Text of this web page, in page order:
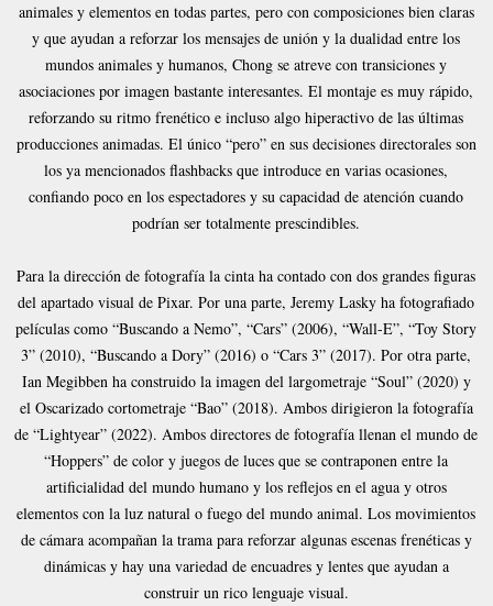
animales y elementos en todas partes, pero con composiciones bien claras
y que ayudan a reforzar los mensajes de unión y la dualidad entre los
mundos animales y humanos, Chong se atreve con transiciones y
asociaciones por imagen bastante interesantes. El montaje es muy rápido,
reforzando su ritmo frenético e incluso algo hiperactivo de las últimas
producciones animadas. El único “pero” en sus decisiones directorales son
los ya mencionados flashbacks que introduce en varias ocasiones,
confiando poco en los espectadores y su capacidad de atención cuando
podrían ser totalmente prescindibles.
Para la dirección de fotografía la cinta ha contado con dos grandes figuras
del apartado visual de Pixar. Por una parte, Jeremy Lasky ha fotografiado
películas como “Buscando a Nemo”, “Cars” (2006), “Wall-E”, “Toy Story
3” (2010), “Buscando a Dory” (2016) o “Cars 3” (2017). Por otra parte,
Ian Megibben ha construido la imagen del largometraje “Soul” (2020) y
el Oscarizado cortometraje “Bao” (2018). Ambos dirigieron la fotografía
de “Lightyear” (2022). Ambos directores de fotografía llenan el mundo de
“Hoppers” de color y juegos de luces que se contraponen entre la
artificialidad del mundo humano y los reflejos en el agua y otros
elementos con la luz natural o fuego del mundo animal. Los movimientos
de cámara acompañan la trama para reforzar algunas escenas frenéticas y
dinámicas y hay una variedad de encuadres y lentes que ayudan a
construir un rico lenguaje visual.